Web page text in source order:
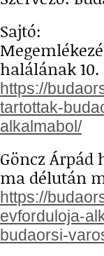
Sajtó:
halálának
https://
tartottak-
alkalmabol/
Göncz
ma délután
https://
evforduloja-
budaorsi-